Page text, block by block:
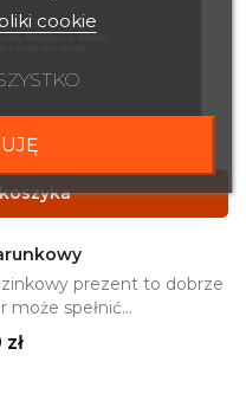
prezent to dobrze
może spełnić...
cookie